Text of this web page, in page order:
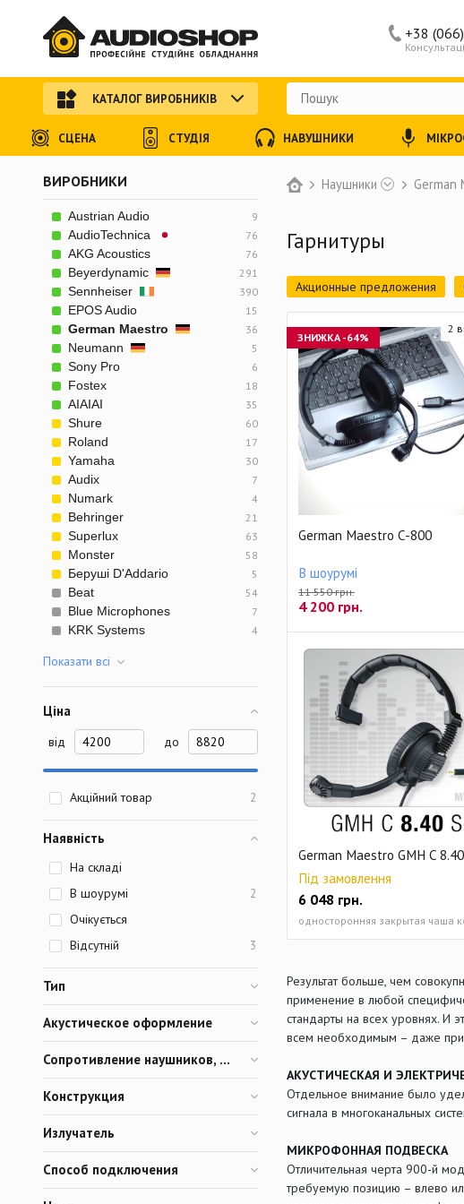
Наушники German
Гарнитуры
Акционные предложения
German Maestro C-800
В шоурумі
11 550 грн.
4 200 грн.
2
ЗНИЖКА -64%
German Maestro GMH C
Під замовлення
6 048 грн.
Результат больше, чем
применение в любой
стандарты на всех уровнях. И
всем необходимым – даже при
АКУСТИЧЕСКАЯ И
Отдельное внимание было
сигнала в многоканальных
МИКРОФОННАЯ ПОДВЕСКА
Отличительная черта 900-й
требуемую позицию – влево
ВИРОБНИКИ
Austrian Audio 9
AudioTechnica 76
AKG Acoustics 76
Beyerdynamic 291
Sennheiser 390
EPOS Audio 15
German Maestro 36
Neumann 5
Sony Pro 6
Fostex 18
AIAIAI 35
Shure 60
Roland 17
Yamaha 30
Audix 7
Numark 4
Behringer 21
Superlux 63
Monster 58
Беруші D'Addario 5
Beat 54
Blue Microphones 7
KRK Systems 4
Показати всi
Ціна
від до
Акційний товар 2
Наявність
На складі
В шоурумі
2
Очікується
Відсутній
3
Тип
Акустическое оформление
Сопротивление наушников, Ом
Конструкция
Излучатель
Способ подключения
+38
КАТАЛОГ ВИРОБНИКІВ
СЦЕНА СТУДІЯ НАВУШНИКИ